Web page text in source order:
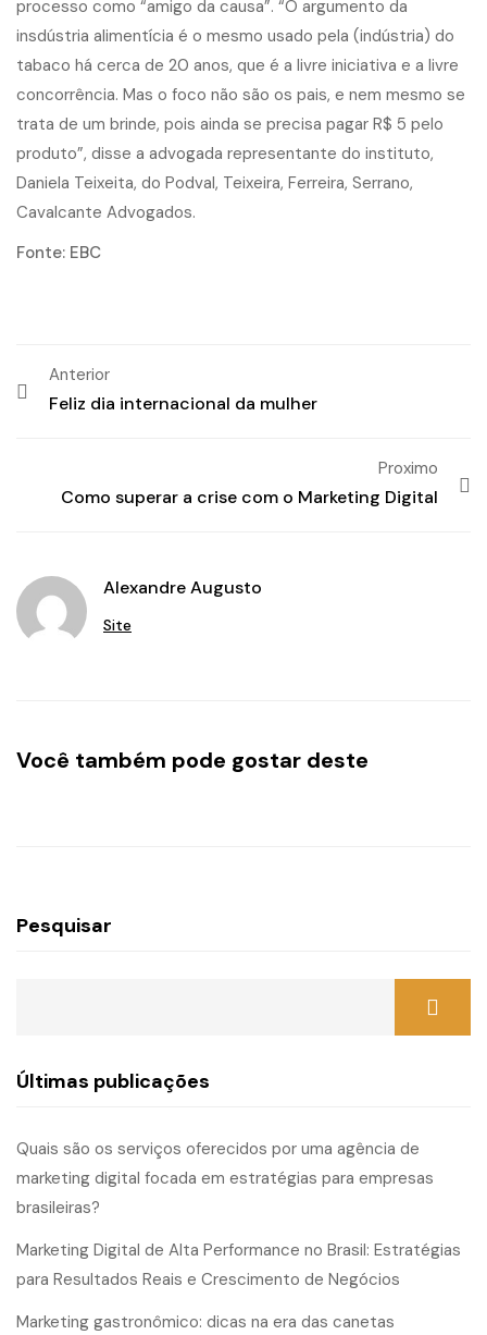
processo como “amigo da causa”. “O argumento da
insdústria alimentícia é o mesmo usado pela (indústria) do
tabaco há cerca de 20 anos, que é a livre iniciativa e a livre
concorrência. Mas o foco não são os pais, e nem mesmo se
trata de um brinde, pois ainda se precisa pagar R$ 5 pelo
produto”, disse a advogada representante do instituto,
Daniela Teixeita, do Podval, Teixeira, Ferreira, Serrano,
Cavalcante Advogados.
Fonte: EBC
Anterior
Feliz dia internacional da mulher
Proximo
Como superar a crise com o Marketing Digital
Alexandre Augusto
Site
Você também pode gostar deste
Pesquisar
Últimas publicações
Quais são os serviços oferecidos por uma agência de
marketing digital focada em estratégias para empresas
brasileiras?
Marketing Digital de Alta Performance no Brasil: Estratégias
para Resultados Reais e Crescimento de Negócios
Marketing gastronômico: dicas na era das canetas